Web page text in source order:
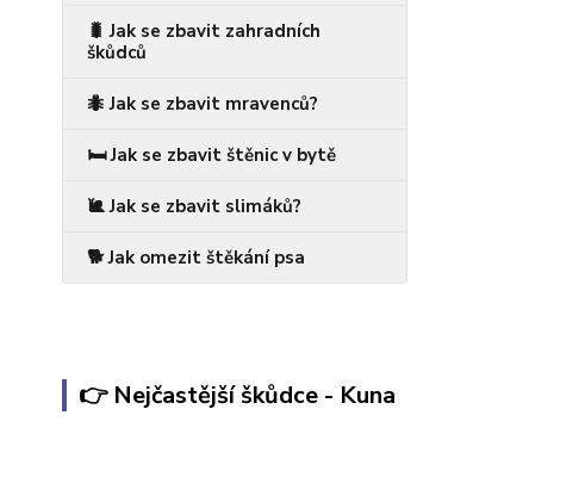
🐛 Jak se zbavit zahradních
škůdců
🐜 Jak se zbavit mravenců?
🛏️ Jak se zbavit štěnic v bytě
🐌 Jak se zbavit slimáků?
🐕 Jak omezit štěkání psa
👉 Nejčastější škůdce - Kuna